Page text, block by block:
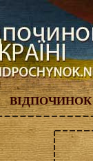
ВІДПОЧИНОК